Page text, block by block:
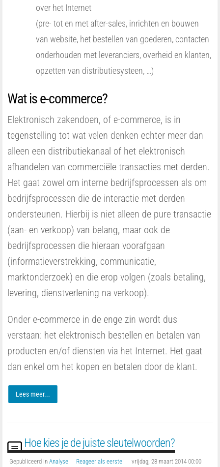
over het Internet
(pre- tot en met after-sales, inrichten en bouwen
van website, het bestellen van goederen, contacten
onderhouden met leveranciers, overheid en klanten,
opzetten van distributiesysteen, …)
Wat is e-commerce?
Elektronisch zakendoen, of e-commerce, is in
tegenstelling tot wat velen denken echter meer dan
alleen een distributiekanaal of het elektronisch
afhandelen van commerciële transacties met derden.
Het gaat zowel om interne bedrijfsprocessen als om
bedrijfsprocessen die de interactie met derden
ondersteunen. Hierbij is niet alleen de pure transactie
(aan- en verkoop) van belang, maar ook de
bedrijfsprocessen die hieraan voorafgaan
(informatieverstrekking, communicatie,
marktonderzoek) en die erop volgen (zoals betaling,
levering, dienstverlening na verkoop).
Onder e-commerce in de enge zin wordt dus
verstaan: het elektronisch bestellen en betalen van
producten en/of diensten via het Internet. Het gaat
dan enkel om het kopen en betalen door de klant.
Lees meer...
Hoe kies je de juiste sleutelwoorden?
Gepubliceerd in Analyse Reageer als eerste! vrijdag, 28 maart 2014 00:00